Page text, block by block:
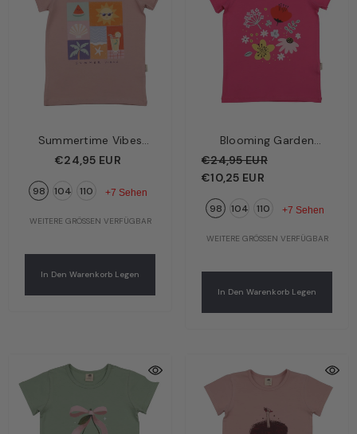
Summertime Vibes
Kinder T-Shirt Altrosa –
Bio-Baumwolle GOTS |
€24,95 EUR
98 104 110 +7 Sehen
WEITERE GRÖSSEN VERFÜGBAR
In Den Warenkorb Legen
Blooming Garden
Kinder T-Shirt Rosa –
Blühender
Baumwolle GOTS |
€24,95 EUR
€10,25 EUR
98 104 110 +7 Sehen
WEITERE GRÖSSEN VERFÜGBAR
In Den Warenkorb Legen